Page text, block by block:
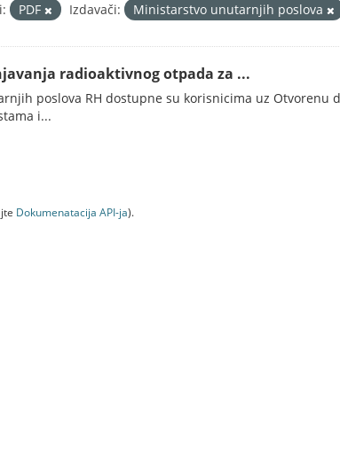
PDF Izdavači: Ministarstvo unutarnjih poslova
radioaktivnog otpada za ...
poslova RH dostupne su korisnicima uz Otvorenu
i...
Dokumenаtаcijа API-jа).